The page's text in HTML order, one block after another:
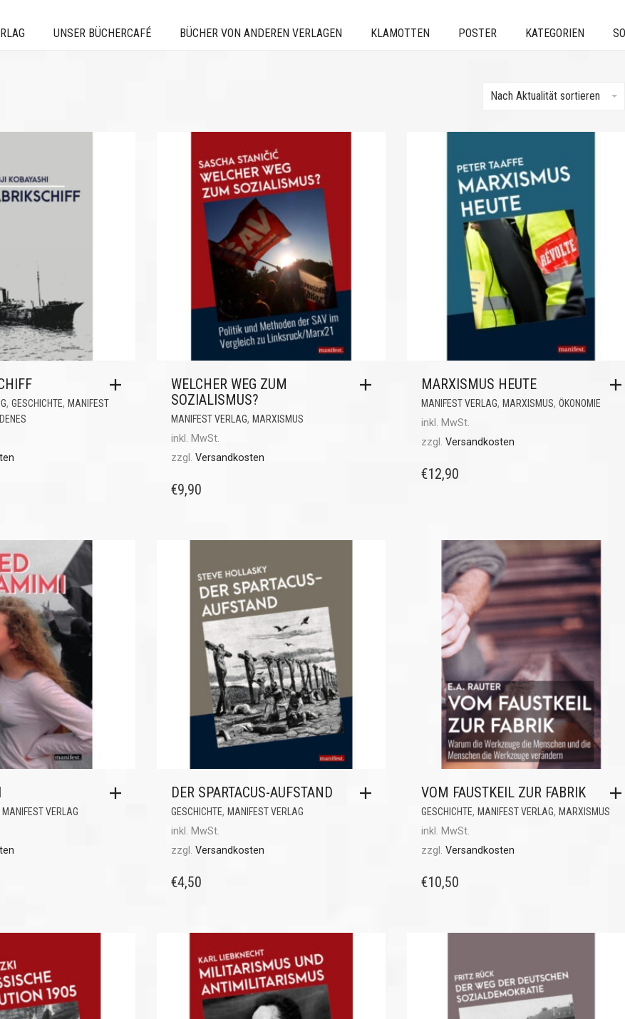
UNSER BÜCHERCAFÉ BÜCHER VON ANDEREN VERLAGEN KLAMOTTEN POSTER KATEGORIEN
Nach Aktualität sortieren
, GESCHICHTE, MANIFEST
WELCHER WEG ZUM
SOZIALISMUS?
MANIFEST VERLAG, MARXISMUS
inkl. MwSt.
zzgl. Versandkosten
€9,90
MARXISMUS HEUTE
MANIFEST VERLAG, MARXISMUS, ÖKONOMIE
inkl. MwSt.
zzgl. Versandkosten
€12,90
MANIFEST VERLAG
DER SPARTACUS-AUFSTAND
GESCHICHTE, MANIFEST VERLAG
inkl. MwSt.
zzgl. Versandkosten
€4,50
VOM FAUSTKEIL ZUR FABRIK
GESCHICHTE, MANIFEST VERLAG, MARXISMUS
inkl. MwSt.
zzgl. Versandkosten
€10,50